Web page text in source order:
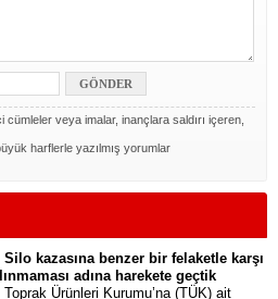
cümleler veya imalar, inançlara saldırı içeren,
harflerle yazılmış yorumlar
Silo kazasına benzer bir felaketle karşı
adına harekete geçtik
Ürünleri Kurumu’na (TÜK) ait